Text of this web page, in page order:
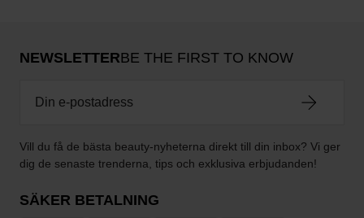
NEWSLETTERBE THE FIRST TO KNOW
Vill du få de bästa beauty-nyheterna direkt till din inbox? Vi ger
dig de senaste trenderna, tips och exklusiva erbjudanden!
SÄKER BETALNING